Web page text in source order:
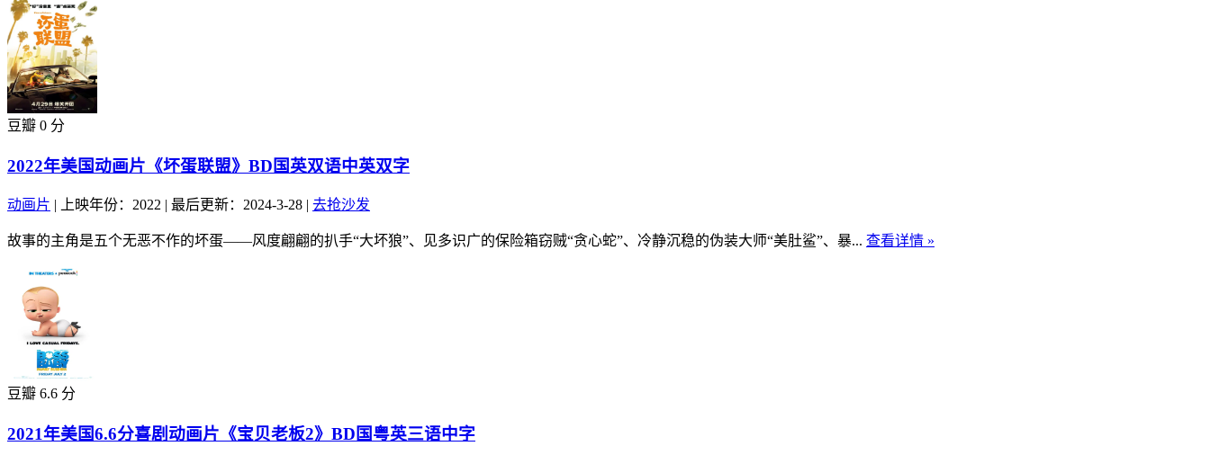
豆瓣 0 分
2022年美国动画片《坏蛋联盟》BD国英双语中英双字
动画片 | 上映年份：2022 | 最后更新：2024-3-28 | 去抢沙发
故事的主角是五个无恶不作的坏蛋——风度翩翩的扒手“大坏狼”、见多识广的保险箱窃贼“贪心蛇”、冷静沉稳的伪装大师“美肚鲨”、暴... 查看详情 »
豆瓣 6.6 分
2021年美国6.6分喜剧动画片《宝贝老板2》BD国粤英三语中字